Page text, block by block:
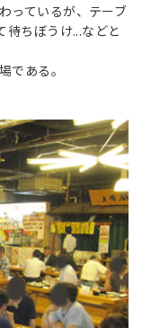
っているが、テーブ
待ちぼうけ...などと
である。